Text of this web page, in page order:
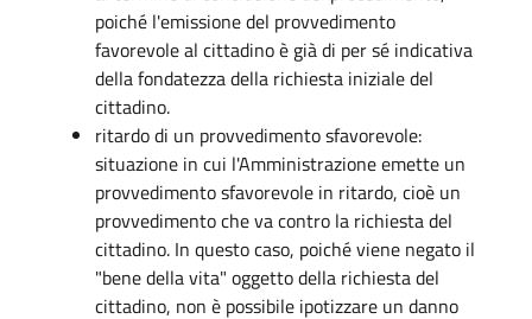
poiché l'emissione del provvedimento
favorevole al cittadino è già di per sé indicativa
della fondatezza della richiesta iniziale del
cittadino.
ritardo di un provvedimento sfavorevole:
situazione in cui l'Amministrazione emette un
provvedimento sfavorevole in ritardo, cioè un
provvedimento che va contro la richiesta del
cittadino. In questo caso, poiché viene negato il
"bene della vita" oggetto della richiesta del
cittadino, non è possibile ipotizzare un danno